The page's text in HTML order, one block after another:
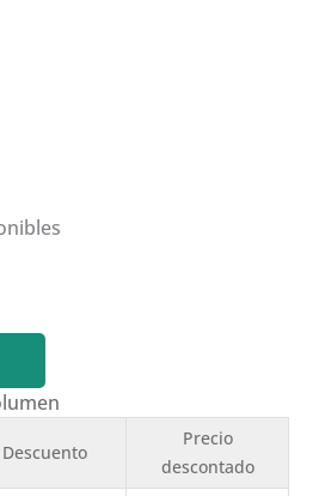
Descuento
Precio
descontado